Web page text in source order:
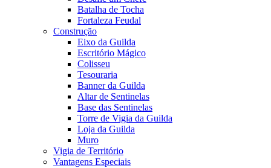
Batalha de Tocha
Fortaleza Feudal
Construção
Eixo da Guilda
Escritório Mágico
Colisseu
Tesouraria
Banner da Guilda
Altar de Sentinelas
Base das Sentinelas
Torre de Vigia da Guilda
Loja da Guilda
Muro
Vigia de Território
Vantagens Especiais